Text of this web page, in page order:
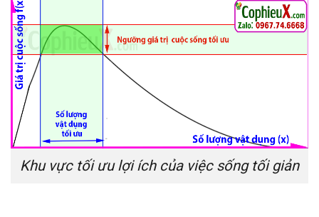
Khu vực tối ưu lợi ích của việc sống tối giản